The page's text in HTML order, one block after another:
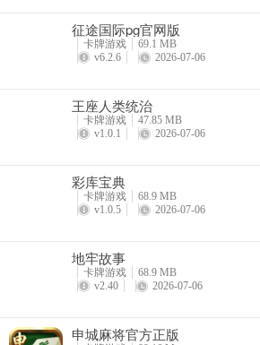
征途国际pg官网版
卡牌游戏
69.1 MB
v6.2.6
2026-07-06
王座人类统治
卡牌游戏
47.85 MB
v1.0.1
2026-07-06
彩库宝典
卡牌游戏
68.9 MB
v1.0.5
2026-07-06
地牢故事
卡牌游戏
68.9 MB
v2.40
2026-07-06
申城麻将官方正版